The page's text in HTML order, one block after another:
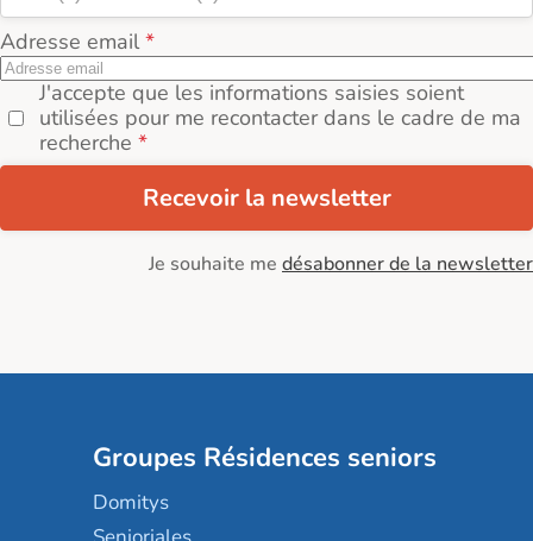
Adresse email
J'accepte que les informations saisies soient
utilisées pour me recontacter dans le cadre de ma
recherche
Recevoir la newsletter
Je souhaite me désabonner de la newsletter
Groupes Résidences seniors
Domitys